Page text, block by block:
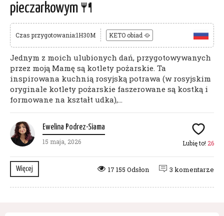
pieczarkowym🍴
Czas przygotowania:1H30M KETO obiad 🥘
Jednym z moich ulubionych dań, przygotowywanych
przez moją Mamę są kotlety pożarskie. Ta
inspirowana kuchnią rosyjską potrawa (w rosyjskim
oryginale kotlety pożarskie faszerowane są kostką i
formowane na kształt udka),...
Ewelina Podrez-Siama
15 maja, 2026 Lubię to! 26
Więcej 3 komentarze
17 155 Odsłon